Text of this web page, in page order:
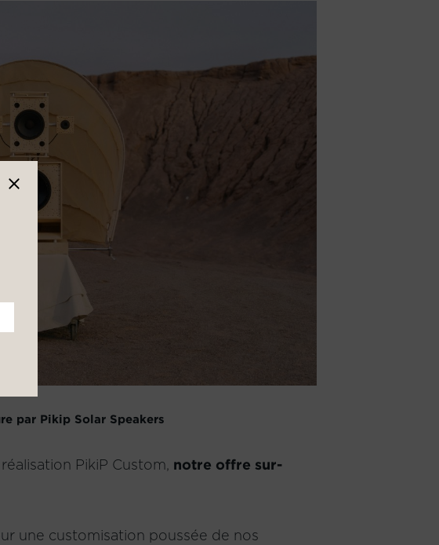
par Pikip Solar Speakers
PikiP Custom, notre offre sur-
une customisation poussée de nos